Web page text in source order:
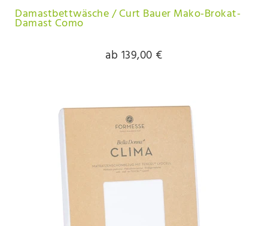
Damastbettwäsche / Curt Bauer Mako-Brokat-
Damast Como
ab 139,00 €